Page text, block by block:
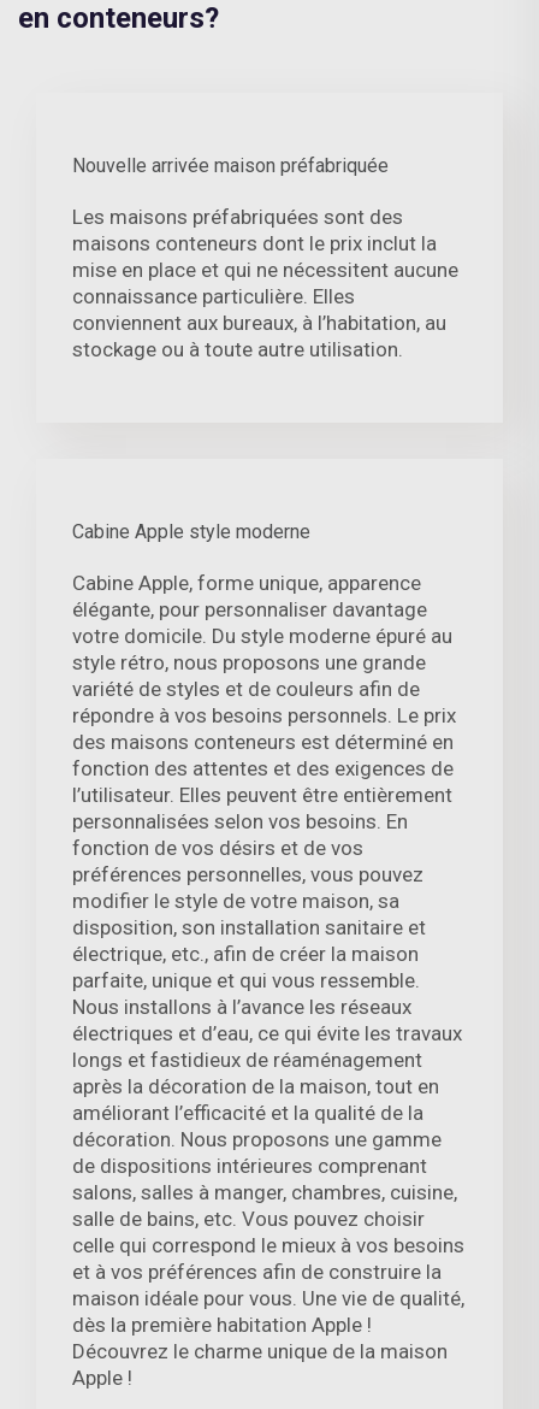
en conteneurs?
Nouvelle arrivée maison préfabriquée
Les maisons préfabriquées sont des
maisons conteneurs dont le prix inclut la
mise en place et qui ne nécessitent aucune
connaissance particulière. Elles
conviennent aux bureaux, à l’habitation, au
stockage ou à toute autre utilisation.
Cabine Apple style moderne
Cabine Apple, forme unique, apparence
élégante, pour personnaliser davantage
votre domicile. Du style moderne épuré au
style rétro, nous proposons une grande
variété de styles et de couleurs afin de
répondre à vos besoins personnels. Le prix
des maisons conteneurs est déterminé en
fonction des attentes et des exigences de
l’utilisateur. Elles peuvent être entièrement
personnalisées selon vos besoins. En
fonction de vos désirs et de vos
préférences personnelles, vous pouvez
modifier le style de votre maison, sa
disposition, son installation sanitaire et
électrique, etc., afin de créer la maison
parfaite, unique et qui vous ressemble.
Nous installons à l’avance les réseaux
électriques et d’eau, ce qui évite les travaux
longs et fastidieux de réaménagement
après la décoration de la maison, tout en
améliorant l’efficacité et la qualité de la
décoration. Nous proposons une gamme
de dispositions intérieures comprenant
salons, salles à manger, chambres, cuisine,
salle de bains, etc. Vous pouvez choisir
celle qui correspond le mieux à vos besoins
et à vos préférences afin de construire la
maison idéale pour vous. Une vie de qualité,
dès la première habitation Apple !
Découvrez le charme unique de la maison
Apple !